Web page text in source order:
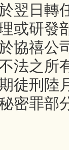
翌日轉
或研發
協禧公
法之所
徒刑陸
密罪部